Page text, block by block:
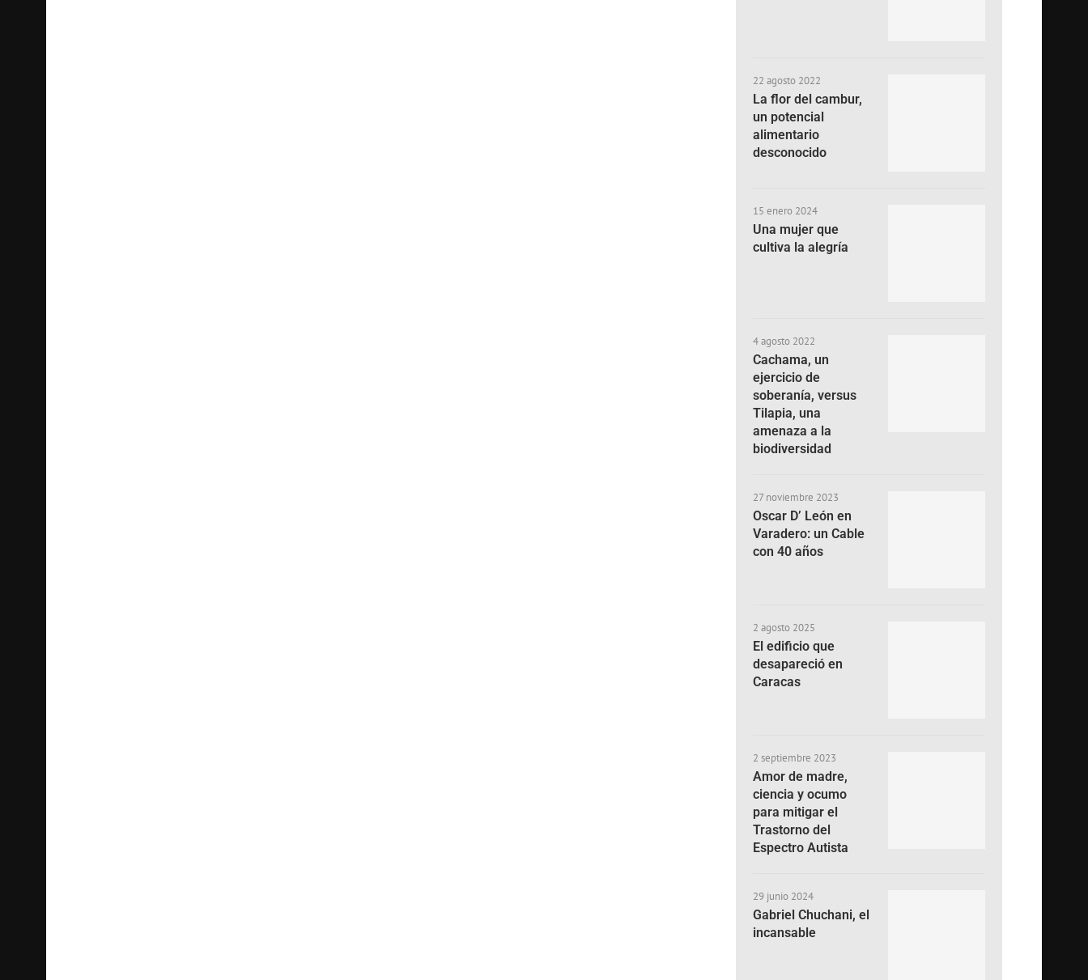
22 agosto 2022
La flor del cambur,
un potencial
alimentario
desconocido
15 enero 2024
Una mujer que
cultiva la alegría
4 agosto 2022
Cachama, un
ejercicio de
soberanía, versus
Tilapia, una
amenaza a la
biodiversidad
27 noviembre 2023
Oscar D’ León en
Varadero: un Cable
con 40 años
2 agosto 2025
El edificio que
desapareció en
Caracas
2 septiembre 2023
Amor de madre,
ciencia y ocumo
para mitigar el
Trastorno del
Espectro Autista
29 junio 2024
Gabriel Chuchani, el
incansable